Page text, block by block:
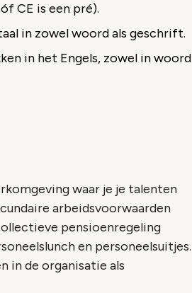
CE is een pré).
in zowel woord als geschrift.
in het Engels, zowel in woord
waar je je talenten
arbeidsvoorwaarden
pensioenregeling
en personeelsuitjes.
in de organisatie als